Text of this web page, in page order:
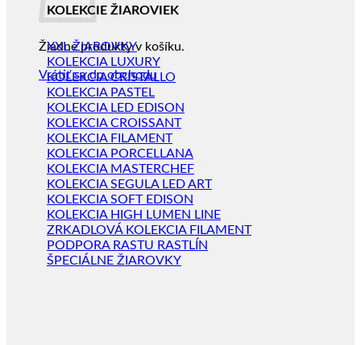
Žiadne produkty v košíku.
Vrátiť sa do obchodu
KOLEKCIE ŽIAROVIEK
XXL ŽIAROVKY
KOLEKCIA LUXURY
KOLEKCIA CRISTALLO
KOLEKCIA PASTEL
KOLEKCIA LED EDISON
KOLEKCIA CROISSANT
KOLEKCIA FILAMENT
KOLEKCIA PORCELLANA
KOLEKCIA MASTERCHEF
KOLEKCIA SEGULA LED ART
KOLEKCIA SOFT EDISON
KOLEKCIA HIGH LUMEN LINE
ZRKADLOVÁ KOLEKCIA FILAMENT
PODPORA RASTU RASTLÍN
ŠPECIÁLNE ŽIAROVKY